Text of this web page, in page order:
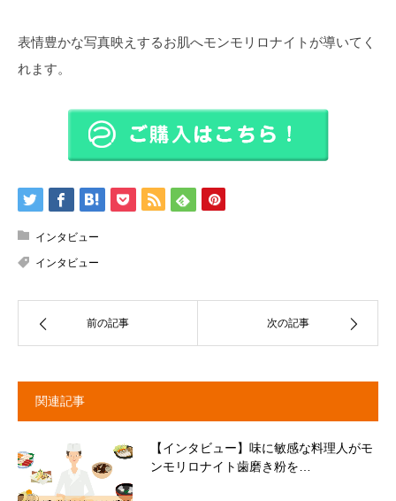
表情豊かな写真映えするお肌へモンモリロナイトが導いてく
れます。
インタビュー
インタビュー
前の記事 次の記事
関連記事
【インタビュー】味に敏感な料理人がモ
ンモリロナイト歯磨き粉を…